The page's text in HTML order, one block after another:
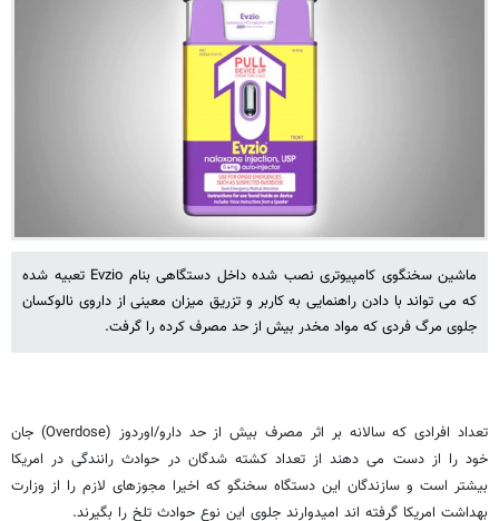
ماشین سخنگوی کامپیوتری نصب شده داخل دستگاهی بنام Evzio تعبیه شده
که می تواند با دادن راهنمایی به کاربر و تزریق میزان معینی از داروی نالوکسان
جلوی مرگ فردی که مواد مخدر بیش از حد مصرف کرده را گرفت.
تعداد افرادی که سالانه بر اثر مصرف بیش از حد دارو/اوردوز (Overdose) جان
خود را از دست می دهند از تعداد کشته شدگان در حوادث رانندگی در امریکا
بیشتر است و سازندگان این دستگاه سخنگو که اخیرا مجوزهای لازم را از وزارت
بهداشت امریکا گرفته اند امیدوارند جلوی این نوع حوادث تلخ را بگیرند.